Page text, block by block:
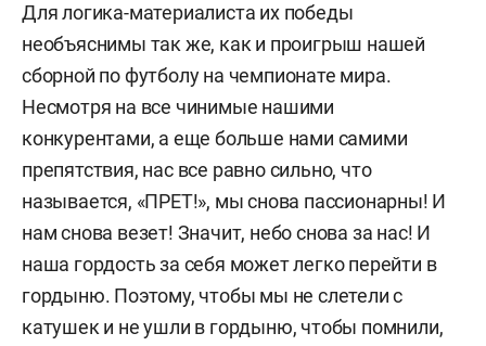
Для логика-материалиста их победы
необъяснимы так же, как и проигрыш нашей
сборной по футболу на чемпионате мира.
Несмотря на все чинимые нашими
конкурентами, а еще больше нами самими
препятствия, нас все равно сильно, что
называется, «ПРЕТ!», мы снова пассионарны! И
нам снова везет! Значит, небо снова за нас! И
наша гордость за себя может легко перейти в
гордыню. Поэтому, чтобы мы не слетели с
катушек и не ушли в гордыню, чтобы помнили,